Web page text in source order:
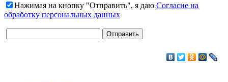
Нажимая на кнопку "Отправить", я даю Согласие на
обработку персональных данных